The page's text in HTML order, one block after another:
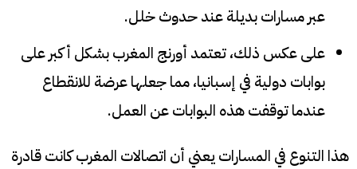
عبر مسارات بديلة عند حدوث خلل.
على عكس ذلك، تعتمد أورنج المغرب بشكل أكبر على
بوابات دولية في إسبانيا، مما جعلها عرضة للانقطاع
عندما توقفت هذه البوابات عن العمل.
هذا التنوع في المسارات يعني أن اتصالات المغرب كانت قادرة